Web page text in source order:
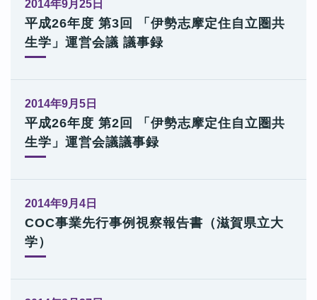
2014年9月25日
平成26年度 第3回 「伊勢志摩定住自立圏共
生学」運営会議 議事録
2014年9月5日
平成26年度 第2回 「伊勢志摩定住自立圏共
生学」運営会議議事録
2014年9月4日
COC事業先行事例視察報告書（滋賀県立大
学）